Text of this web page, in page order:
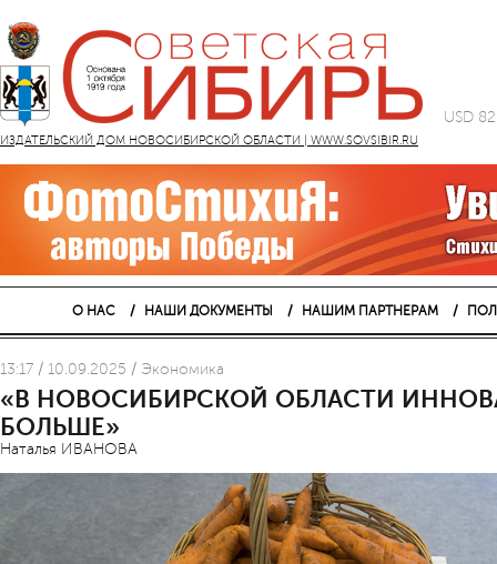
ИЗДАТЕЛЬСКИЙ ДОМ НОВОСИБИРСКОЙ ОБЛАСТИ | WWW.SOVSIBIR.RU
USD
О НАС НАШИ ДОКУМЕНТЫ НАШИМ ПАРТНЕРАМ
13:17 / 10.09.2025 / Экономика
«В НОВОСИБИРСКОЙ ОБЛАСТИ
БОЛЬШЕ»
Наталья ИВАНОВА